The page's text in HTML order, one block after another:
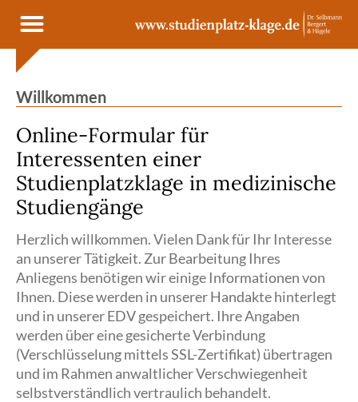
Willkommen
Online-Formular für
Interessenten einer
Studienplatzklage in medizinische
Studiengänge
Herzlich willkommen. Vielen Dank für Ihr Interesse
an unserer Tätigkeit. Zur Bearbeitung Ihres
Anliegens benötigen wir einige Informationen von
Ihnen. Diese werden in unserer Handakte hinterlegt
und in unserer EDV gespeichert. Ihre Angaben
werden über eine gesicherte Verbindung
(Verschlüsselung mittels SSL-Zertifikat) übertragen
und im Rahmen anwaltlicher Verschwiegenheit
selbstverständlich vertraulich behandelt.